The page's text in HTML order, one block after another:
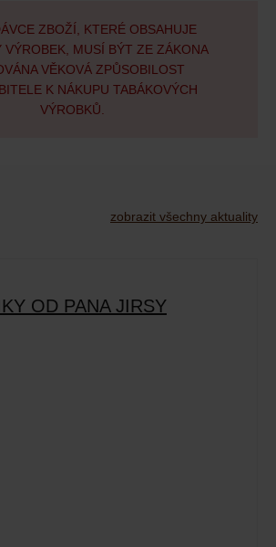
ZBOŽÍ, KTERÉ OBSAHUJE
VÝROBEK, MUSÍ BÝT ZE ZÁKONA
VĚKOVÁ ZPŮSOBILOST
K NÁKUPU TABÁKOVÝCH
VÝROBKŮ.
zobrazit všechny aktuality
OD PANA JIRSY